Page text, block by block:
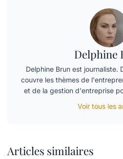
Delphine
Delphine Brun est journaliste.
couvre les thèmes de
et de la gestion d'entreprise
Voir tous les
Articles similaires